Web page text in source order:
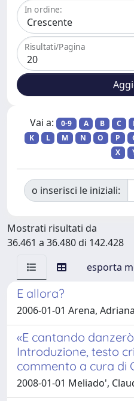
In ordine:
Risultati/Pagina
Vai a: 0-9 A B C
K
L M N O P
X
o inserisci le iniziali:
Mostrati risultati da
36.461 a 36.480 di 142.428
esporta
E allora?
2006-01-01 Arena, Adriana
«E cantando
Introduzione, testo
commento a cura di
2008-01-01 Meliado',